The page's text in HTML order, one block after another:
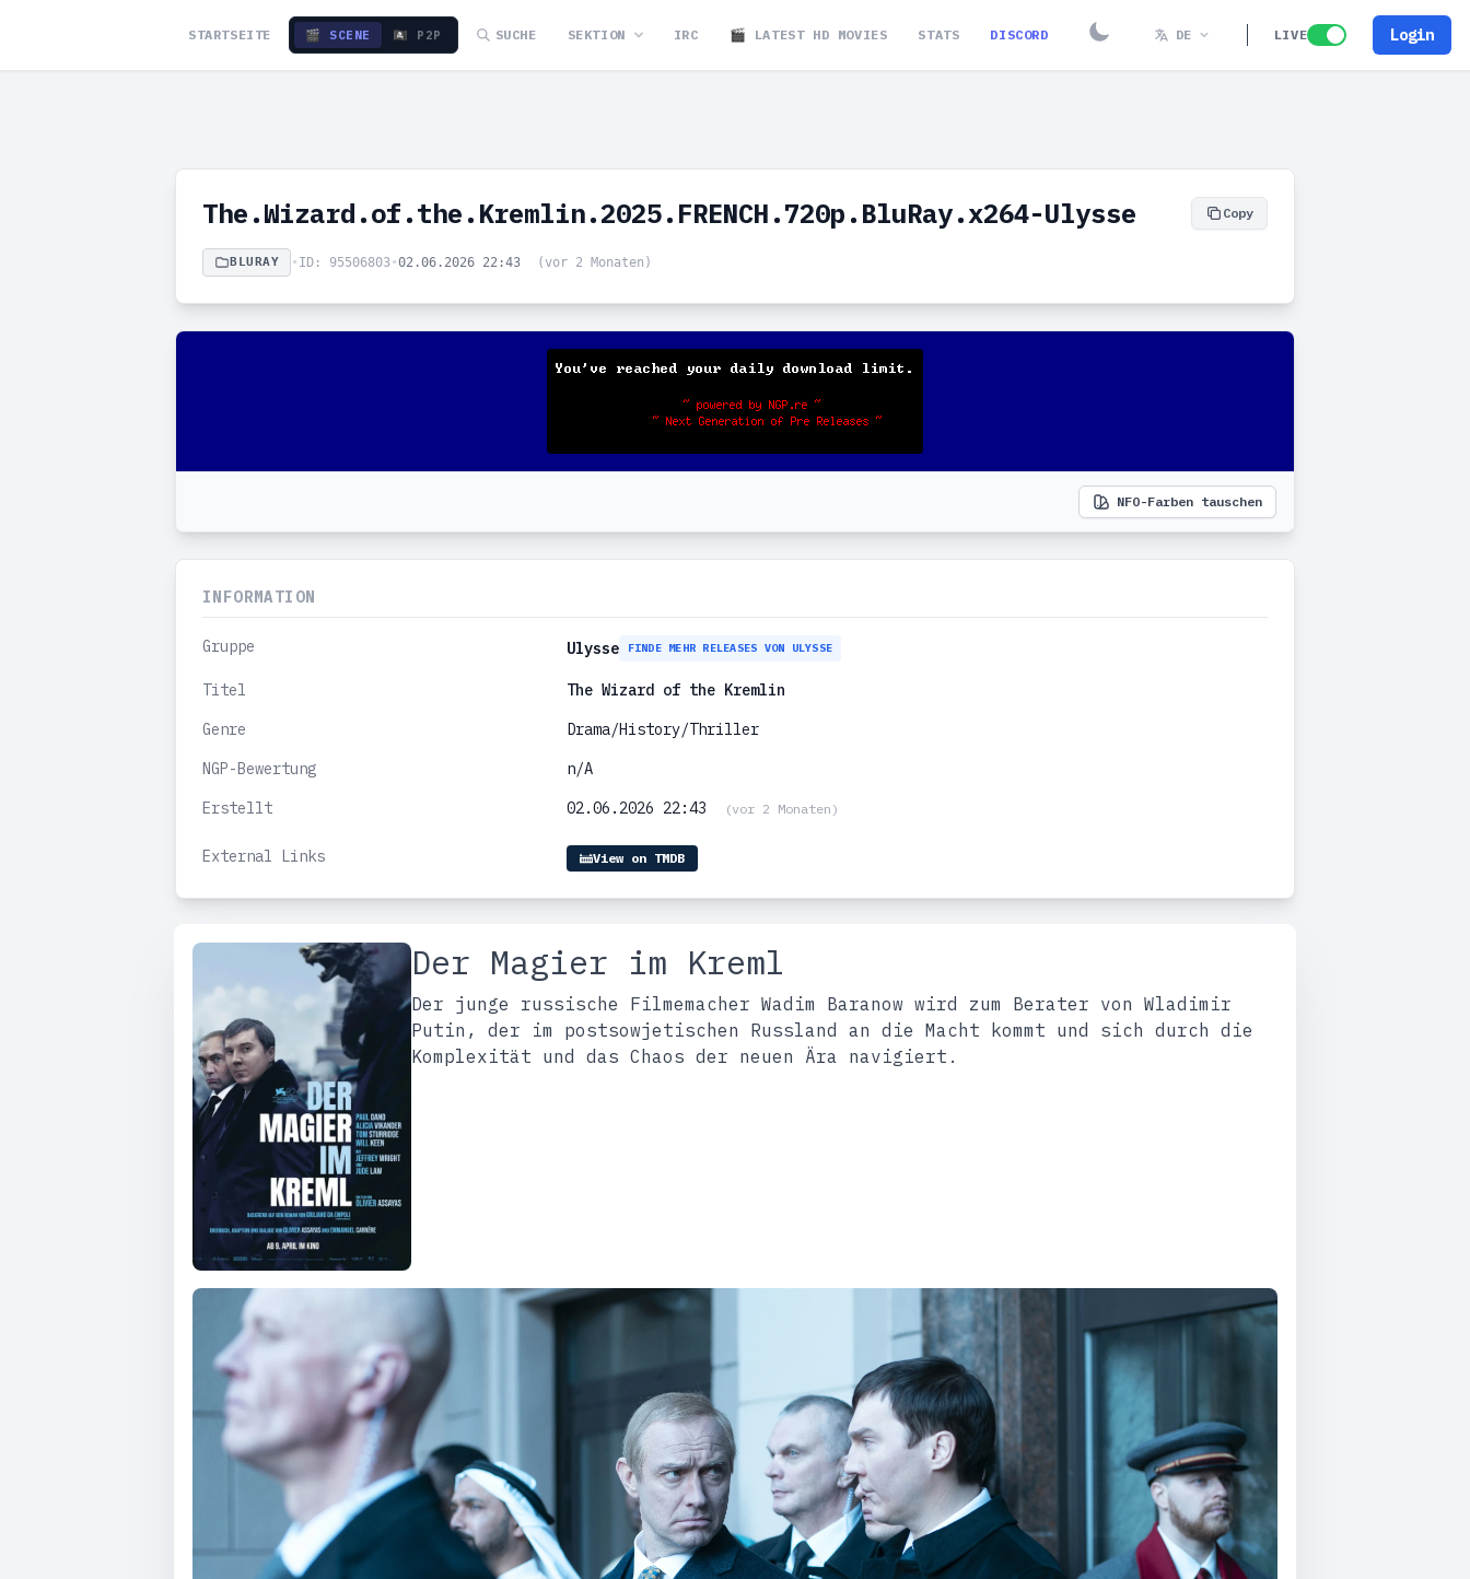
STARTSEITE 🎬 SCENE 🏴‍☠️ P2P SUCHE SEKTION IRC 🎬 LATEST HD MOVIES STATS DISCORD DE LIVE Login
The.Wizard.of.the.Kremlin.2025.FRENCH.720p.BluRay.x264-Ulysse Copy
BLURAY • ID: 95506803•02.06.2026 22:43 (vor 2 Monaten)
NFO-Farben tauschen
INFORMATION
Gruppe Ulysse FINDE MEHR RELEASES VON ULYSSE
Titel
The Wizard of the Kremlin
Genre
Drama/History/Thriller
NGP-Bewertung
n/A
Erstellt
02.06.2026 22:43 (vor 2 Monaten)
External Links View on TMDB
Der Magier im Kreml
Der junge russische Filmemacher Wadim Baranow wird zum Berater von Wladimir
Putin, der im postsowjetischen Russland an die Macht kommt und sich durch die
Komplexität und das Chaos der neuen Ära navigiert.